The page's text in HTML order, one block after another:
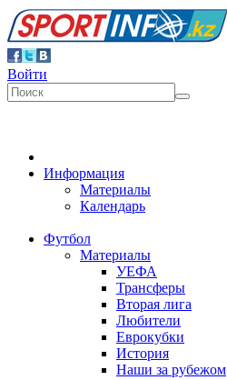
Войти
Информация
Материалы
Календарь
Футбол
Материалы
УЕФА
Трансферы
Вторая лига
Любители
Еврокубки
История
Наши за рубежом